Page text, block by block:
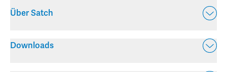
Über Satch
Downloads